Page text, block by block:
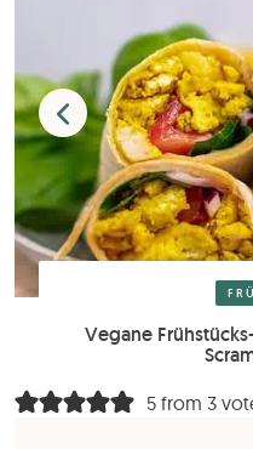
Vegane
5 from 3